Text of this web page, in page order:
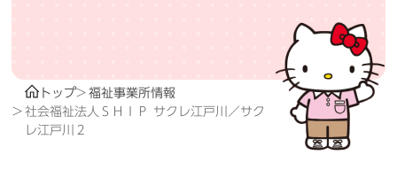
トップ
福祉事業所情報
社会福祉法人ＳＨＩＰ サクレ江戸川／サク
レ江戸川２